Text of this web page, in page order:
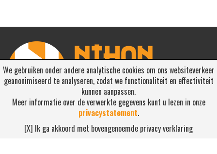
We gebruiken onder andere analytische cookies om ons websiteverkeer
geanonimiseerd te analyseren, zodat we functionaliteit en effectiviteit
kunnen aanpassen.
Meer informatie over de verwerkte gegevens kunt u lezen in onze
privacystatement.
[X] Ik ga akkoord met bovengenoemde privacy verklaring